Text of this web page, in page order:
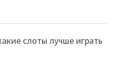
слоты лучше играть